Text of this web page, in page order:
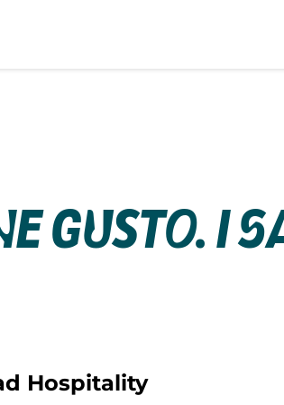
Gusto. I
Hospitality